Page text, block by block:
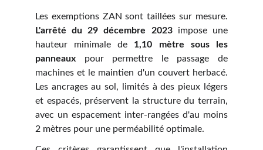
Les exemptions ZAN sont taillées sur mesure.
L'arrêté du 29 décembre 2023impose une
hauteur minimale de 1,10 mètre sous les
panneaux pour permettre le passage de
machines et le maintien d'un couvert herbacé.
Les ancrages au sol, limités à des pieux légers
et espacés, préservent la structure du terrain,
avec un espacement inter-rangées d'au moins
2 mètres pour une perméabilité optimale.